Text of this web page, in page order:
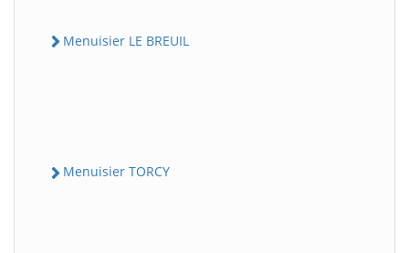
Menuisier LE BREUIL
Menuisier TORCY